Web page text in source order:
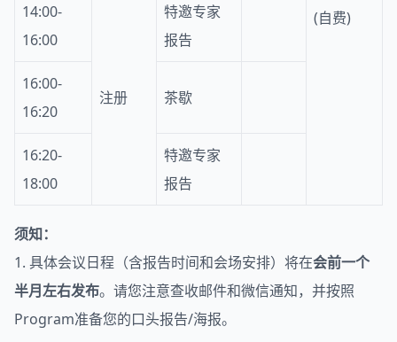
(自费)
14:00-
16:00
注册
特邀专家
报告
16:00-
16:20
茶歇
16:20-
18:00
特邀专家
报告
须知：
1. 具体会议日程（含报告时间和会场安排）将在会前一个
半月左右发布。请您注意查收邮件和微信通知，并按照
Program准备您的口头报告/海报。